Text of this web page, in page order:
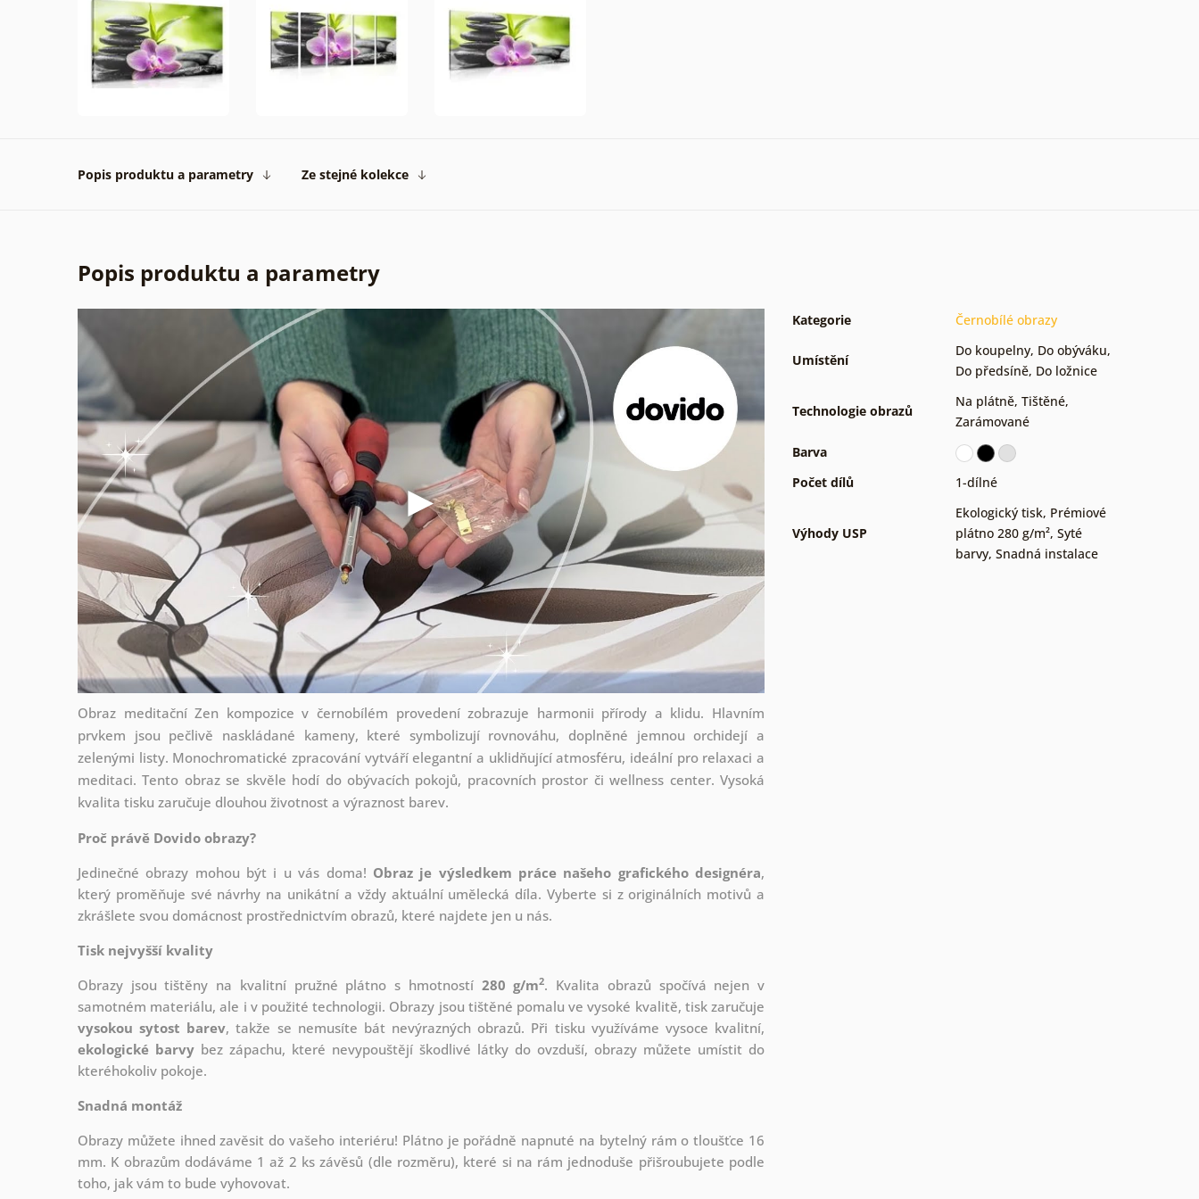
Popis produktu a parametry Ze stejné kolekce
Popis produktu a parametry
Obraz meditační Zen kompozice v černobílém provedení zobrazuje harmonii přírody a klidu. Hlavním
prvkem jsou pečlivě naskládané kameny, které symbolizují rovnováhu, doplněné jemnou orchidejí a
zelenými listy. Monochromatické zpracování vytváří elegantní a uklidňující atmosféru, ideální pro relaxaci a
meditaci. Tento obraz se skvěle hodí do obývacích pokojů, pracovních prostor či wellness center. Vysoká
kvalita tisku zaručuje dlouhou životnost a výraznost barev.
Proč právě Dovido obrazy?
Jedinečné obrazy mohou být i u vás doma! Obraz je výsledkem práce našeho grafického designéra,
který proměňuje své návrhy na unikátní a vždy aktuální umělecká díla. Vyberte si z originálních motivů a
zkrášlete svou domácnost prostřednictvím obrazů, které najdete jen u nás.
Tisk nejvyšší kvality
Obrazy jsou tištěny na kvalitní pružné plátno s hmotností 280 g/m2. Kvalita obrazů spočívá nejen v
samotném materiálu, ale i v použité technologii. Obrazy jsou tištěné pomalu ve vysoké kvalitě, tisk zaručuje
vysokou sytost barev, takže se nemusíte bát nevýrazných obrazů. Při tisku využíváme vysoce kvalitní,
ekologické barvy bez zápachu, které nevypouštějí škodlivé látky do ovzduší, obrazy můžete umístit do
kteréhokoliv pokoje.
Snadná montáž
Obrazy můžete ihned zavěsit do vašeho interiéru! Plátno je pořádně napnuté na bytelný rám o tloušťce 16
mm. K obrazům dodáváme 1 až 2 ks závěsů (dle rozměru), které si na rám jednoduše přišroubujete podle
toho, jak vám to bude vyhovovat.
Kategorie Černobílé obrazy
Umístění
Do koupelny, Do obýváku,
Do předsíně, Do ložnice
Technologie obrazů
Na plátně, Tištěné,
Zarámované
Barva
Počet dílů
1-dílné
Výhody USP
Ekologický tisk, Prémiové
plátno 280 g/m², Syté
barvy, Snadná instalace